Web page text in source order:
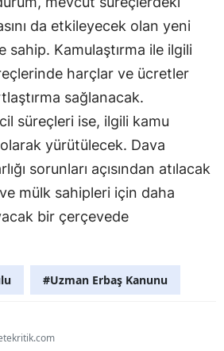
da etkileyecek olan yeni
sahip. Kamulaştırma ile ilgili
harçlar ve ücretler
sağlanacak.
süreçleri ise, ilgili kamu
olarak yürütülecek. Dava
sorunları açısından atılacak
ve mülk sahipleri için daha
bir çerçevede
#Uzman Erbaş Kanunu